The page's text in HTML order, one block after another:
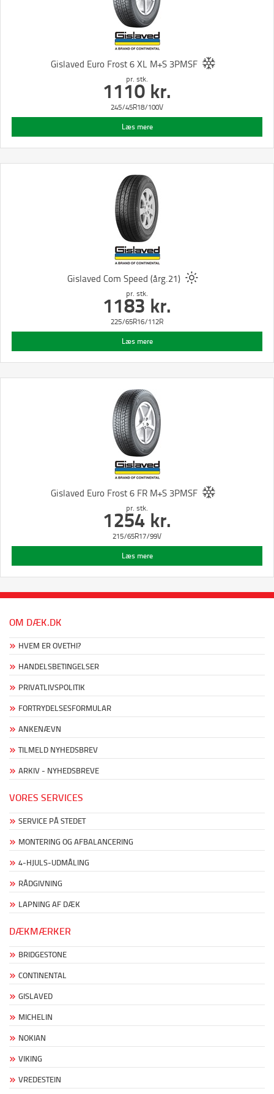
Gislaved Euro Frost 6 XL M+S 3PMSF
pr. stk.
1110kr.
245/45R18/100V
Læs mere
Gislaved Com Speed (årg.21)
pr. stk.
1183 kr.
225/65R16/112R
Læs mere
Gislaved Euro Frost 6 FR M+S 3PMSF
pr. stk.
1254kr.
215/65R17/99V
Læs mere
OM DÆK.DK
HVEM ER OVETHI?
HANDELSBETINGELSER
PRIVATLIVSPOLITIK
FORTRYDELSESFORMULAR
ANKENÆVN
TILMELD NYHEDSBREV
ARKIV - NYHEDSBREVE
VORES SERVICES
SERVICE PÅ STEDET
MONTERING OG AFBALANCERING
4-HJULS-UDMÅLING
RÅDGIVNING
LAPNING AF DÆK
DÆKMÆRKER
BRIDGESTONE
CONTINENTAL
GISLAVED
MICHELIN
NOKIAN
VIKING
VREDESTEIN